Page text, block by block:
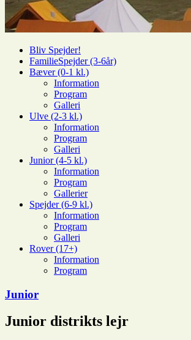
Bliv Spejder!
FamilieSpejder (3-6år)
Bæver (0-1 kl.)
Information
Program
Galleri
Ulve (2-3 kl.)
Information
Program
Galleri
Junior (4-5 kl.)
Information
Program
Gallerier
Spejder (6-9 kl.)
Information
Program
Galleri
Rover (17+)
Information
Program
Junior
Junior distrikts lejr